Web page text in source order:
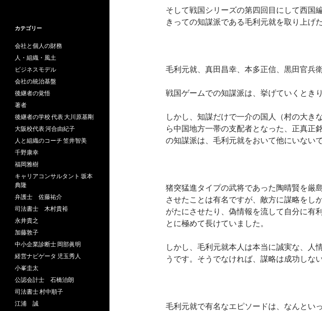
そして戦国シリーズの第四回目にして西国
きっての知謀派である毛利元就を取り上げ
毛利元就、真田昌幸、本多正信、黒田官兵
戦国ゲームでの知謀派は、挙げていくとき
しかし、知謀だけで一介の国人（村の大き
ら中国地方一帯の支配者となった、正真正
の知謀派は、毛利元就をおいて他にいないで
猪突猛進タイプの武将であった陶晴賢を厳
させたことは有名ですが、敵方に謀略をし
がたにさせたり、偽情報を流して自分に有
とに極めて長けていました。
しかし、毛利元就本人は本当に誠実な、人
うです。そうでなければ、謀略は成功しな
毛利元就で有名なエピソードは、なんとい
カテゴリー
会社と個人の財務
人・組織・風土
ビジネスモデル
会社の統治基盤
後継者の覚悟
著者
後継者の学校 代表 大川原基剛
大阪校代表 河合由紀子
人と組織のコーチ 笠井智美
千野康幸
福岡雅樹
キャリアコンサルタント 坂本
典隆
弁護士 佐藤祐介
司法書士 木村貴裕
永井貴之
加藤敦子
中小企業診断士 岡部眞明
経営ナビゲータ 児玉秀人
小峯圭太
公認会計士 石橋治朗
司法書士 村中順子
江浦 誠